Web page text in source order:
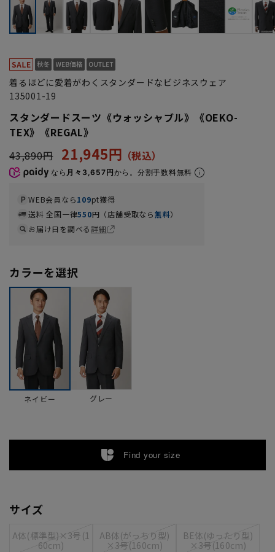
着るほどに愛着がわくスタンダードなビジネスウェア
135001-19
スタンダードスーツ《ウォッシャブル》《OEKO-
TEX》《REGAL》
43,890円
21,945円
なら 月々3,657円から。分割手数料無料
WEB会員なら109pt獲得
送料 全国一律550円（店舗受取なら無料）
お届け日を調べる詳細
カラーを選択
ネイビー グレー
Find your size
サイズ
A体(標準型)×3号(1
60cm)
AB体(がっちり型)
×3号(160cm)
BE体(ゆったり型)
×3号(160cm)